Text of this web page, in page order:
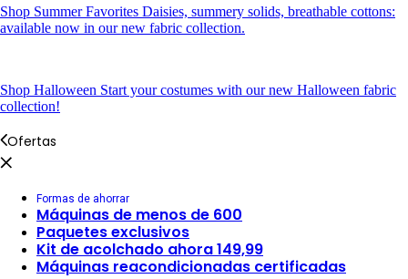
Shop Summer Favorites Daisies, summery solids, breathable cottons:
available now in our new fabric collection.
Shop Halloween Start your costumes with our new Halloween fabric
collection!
Ofertas
Formas de ahorrar
Máquinas de menos de 600
Paquetes exclusivos
Kit de acolchado ahora 149,99
Máquinas reacondicionadas certificadas